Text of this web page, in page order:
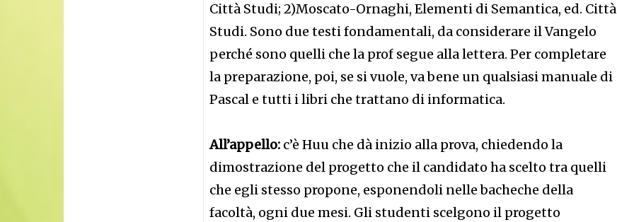
Città Studi; 2)Moscato-Ornaghi, Elementi di Semantica, ed. Città
Studi. Sono due testi fondamentali, da considerare il Vangelo
perché sono quelli che la prof segue alla lettera. Per completare
la preparazione, poi, se si vuole, va bene un qualsiasi manuale di
Pascal e tutti i libri che trattano di informatica.
All’appello: c’è Huu che dà inizio alla prova, chiedendo la
dimostrazione del progetto che il candidato ha scelto tra quelli
che egli stesso propone, esponendoli nelle bacheche della
facoltà, ogni due mesi. Gli studenti scelgono il progetto